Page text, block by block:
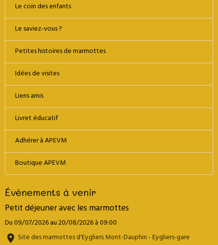
Le coin des enfants
Le saviez-vous ?
Petites histoires de marmottes
Idées de visites
Liens amis
Livret éducatif
Adhérer à APEVM
Boutique APEVM
Évènements à venir
Petit déjeuner avec les marmottes
Du 09/07/2026au 20/08/2026à 09:00
Site des marmottes d'Eygliers Mont-Dauphin - Eygliers-gare